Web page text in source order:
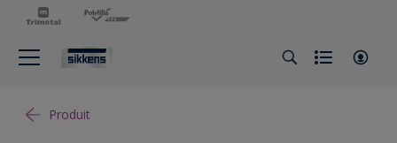
Produit